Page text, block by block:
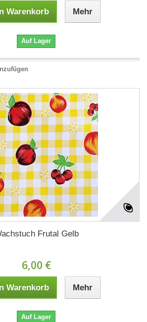
Warenkorb Mehr
Auf Lager
Frutal Gelb
6,00 €
Warenkorb Mehr
Auf Lager